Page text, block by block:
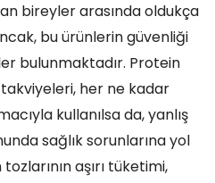
bireyler arasında oldukça
bu ürünlerin güvenliği
bulunmaktadır. Protein
her ne kadar
kullanılsa da, yanlış
sağlık sorunlarına yol
aşırı tüketimi,